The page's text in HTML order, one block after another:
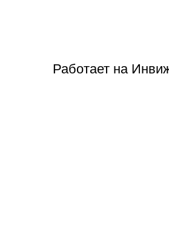
Работает на